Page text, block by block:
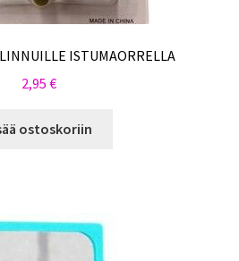
ISTUMAORRELLA
2,95 €
ostoskoriin